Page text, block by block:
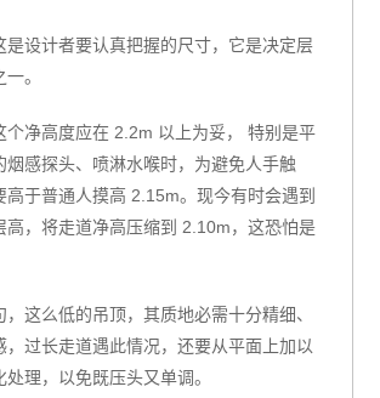
设计者要认真把握的尺寸，它是决定层
。
个净高度应在 2.2m 以上为妥， 特别是平
烟感探头、喷淋水喉时，为避免人手触
高于普通人摸高 2.15m。现今有时会遇到
高，将走道净高压缩到 2.10m，这恐怕是
，这么低的吊顶，其质地必需十分精细、
，过长走道遇此情况，还要从平面上加以
理，以免既压头又单调。